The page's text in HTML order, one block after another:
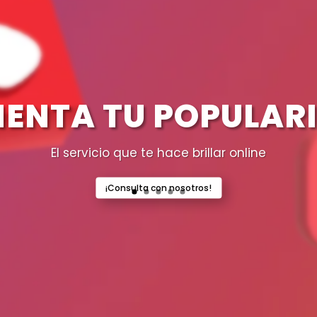
TU
El servicio que te hace brillar online
¡Consulta con nosotros!